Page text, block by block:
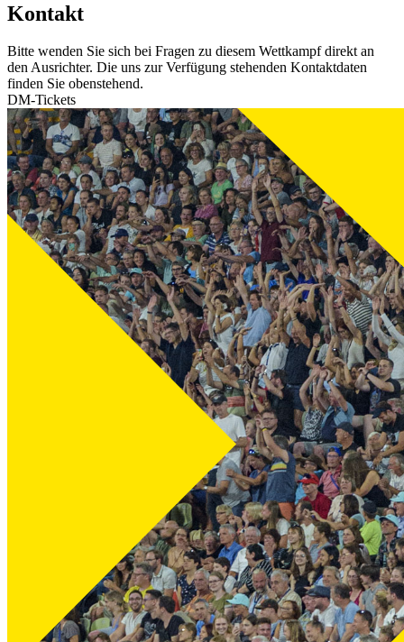
Kontakt
Bitte wenden Sie sich bei Fragen zu diesem Wettkampf direkt an
den Ausrichter. Die uns zur Verfügung stehenden Kontaktdaten
finden Sie obenstehend.
DM-Tickets